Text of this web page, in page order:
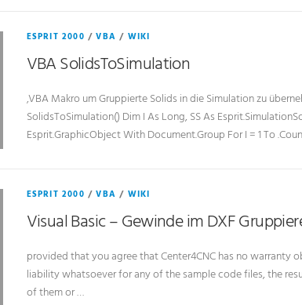
ESPRIT 2000 /VBA / WIKI
VBA SolidsToSimulation
‚VBA Makro um Gruppierte Solids in die Simulation zu
SolidsToSimulation() Dim I As Long, SS As
Esprit.GraphicObject With Document.Group For I = 1 To
ESPRIT 2000 /VBA / WIKI
Visual Basic – Gewinde im DXF
provided that you agree that Center4CNC has no warranty
liability whatsoever for any of the sample code files, the
of them or …